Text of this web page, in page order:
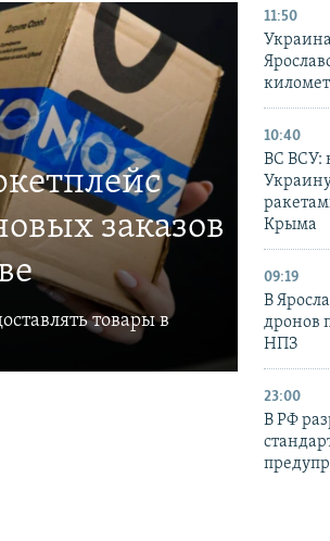
заказов
товары в
11:50
10:40
ВС ВСУ:
Крыма
09:19
В
дронов
НПЗ
23:00
В РФ